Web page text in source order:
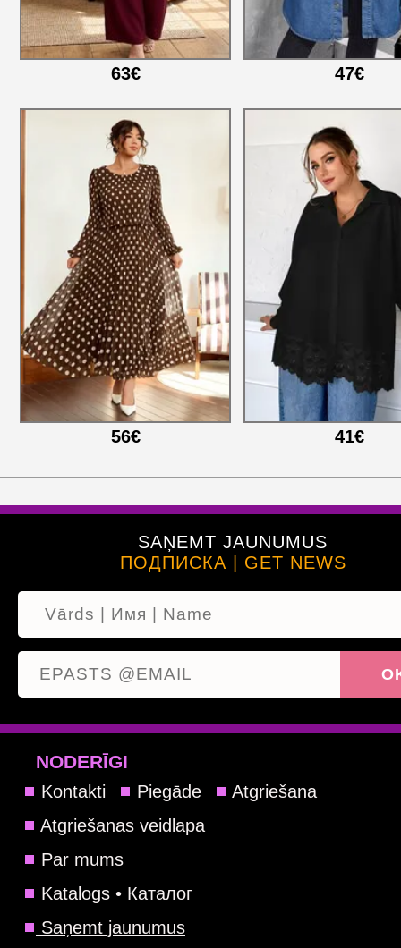
63€ 47€
56€ 41€
SAŅEMT JAUNUMUS
ПОДПИСКА | GET NEWS
NODERĪGI
Kontakti Piegāde
Atgriešana
Atgriešanas veidlapa
Par mums
Katalogs • Каталог
Saņemt jaunumus